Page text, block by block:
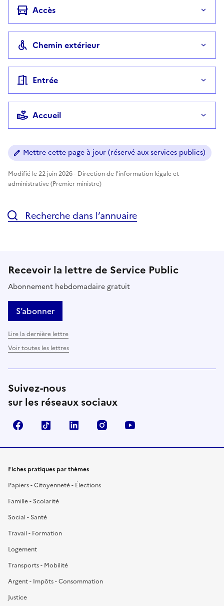
Accès
Chemin extérieur
Entrée
Accueil
Mettre cette page à jour (réservé aux services publics)
Modifié le 22 juin 2026 - Direction de l'information légale et
administrative (Premier ministre)
Recherche dans l’annuaire
Recevoir la lettre de Service Public
Abonnement hebdomadaire gratuit
S’abonner
Lire la dernière lettre
Voir toutes les lettres
Suivez-nous
sur les réseaux sociaux
FacebookTikTok LinkedIn Instagram
Fiches pratiques par thèmes
Papiers - Citoyenneté - Élections
Famille - Scolarité
Social - Santé
Travail - Formation
Logement
Transports - Mobilité
Argent - Impôts - Consommation
Justice